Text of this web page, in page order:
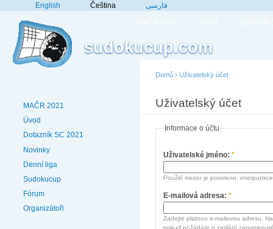
English Čeština فارسی
sudokucup.com
MAČR 2021
Úvod
Dotazník SC 2021
Novinky
Denní liga
Sudokucup
Fórum
Organizátoři
Domů › Uživatelský účet
Uživatelský účet
Informace o účtu
Uživatelské jméno: *
Použití mezer je povoleno;
E-mailová adresa: *
Zadejte platnou e-mailovou adresu.
pokud požádáte o zaslání